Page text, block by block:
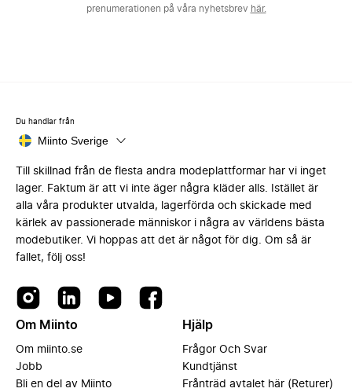
prenumerationen på våra nyhetsbrev här.
Du handlar från
Miinto Sverige
Till skillnad från de flesta andra modeplattformar har vi inget
lager. Faktum är att vi inte äger några kläder alls. Istället är
alla våra produkter utvalda, lagerförda och skickade med
kärlek av passionerade människor i några av världens bästa
modebutiker. Vi hoppas att det är något för dig. Om så är
fallet, följ oss!
Om Miinto
Om miinto.se
Jobb
Bli en del av Miinto
Hjälp
Frågor Och Svar
Kundtjänst
Frånträd avtalet här (Returer)